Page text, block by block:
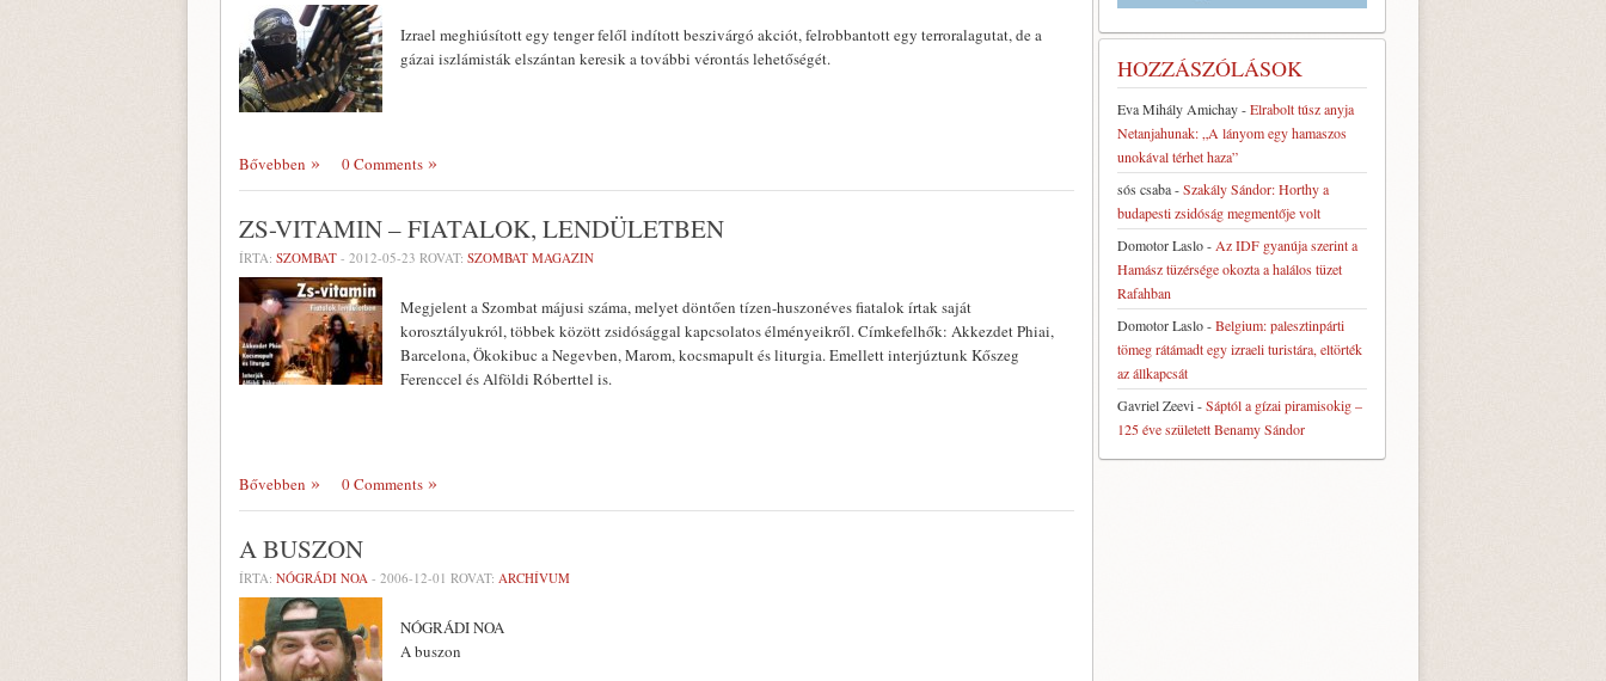
Izrael meghiúsított egy tenger felől indított beszivárgó akciót, felrobbantott egy terroralagutat, de a
gázai iszlámisták elszántan keresik a további vérontás lehetőségét.
Bővebben 0 Comments
ZS-VITAMIN – FIATALOK, LENDÜLETBEN
ÍRTA: SZOMBAT - 2012-05-23 ROVAT: SZOMBAT MAGAZIN
Megjelent a Szombat májusi száma, melyet döntően tízen-huszonéves fiatalok írtak saját
korosztályukról, többek között zsidósággal kapcsolatos élményeikről. Címkefelhők: Akkezdet Phiai,
Barcelona, Ökokibuc a Negevben, Marom, kocsmapult és liturgia. Emellett interjúztunk Kőszeg
Ferenccel és Alföldi Róberttel is.
Bővebben 0 Comments
A BUSZON
ÍRTA: NÓGRÁDI NOA - 2006-12-01 ROVAT: ARCHÍVUM
NÓGRÁDI NOA
A buszon
HOZZÁSZÓLÁSOK
Eva Mihály Amichay-Elrabolt túsz anyja
Netanjahunak: „A lányom egy hamaszos
unokával térhet haza”
sós csaba-Szakály Sándor: Horthy a
budapesti zsidóság megmentője volt
Domotor Laslo- Az IDF gyanúja szerint a
Hamász tüzérsége okozta a halálos tüzet
Rafahban
Domotor Laslo-Belgium: palesztinpárti
tömeg rátámadt egy izraeli turistára, eltörték
az állkapcsát
Gavriel Zeevi-Sáptól a gízai piramisokig –
125 éve született Benamy Sándor